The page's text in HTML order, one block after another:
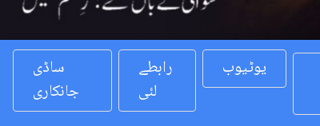
ساڈی
جانکاری
رابطے
لئی
یوٹیوب